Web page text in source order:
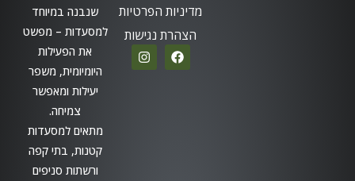
שנבנה במיוחד
למסעדות – מפשט
את הפעילות
היומיומית, משפר
יעילות ומאפשר
צמיחה.
מתאים למסעדות
קטנות, בתי קפה
ורשתות סניפים
מדיניות הפרטיות
הצהרת נגישות